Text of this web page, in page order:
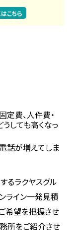
こちら
定費、人件費・
しても高くなっ
話が増えてしま
るラクヤスグル
ライン一発見積
希望を把握させ
所をご紹介させ